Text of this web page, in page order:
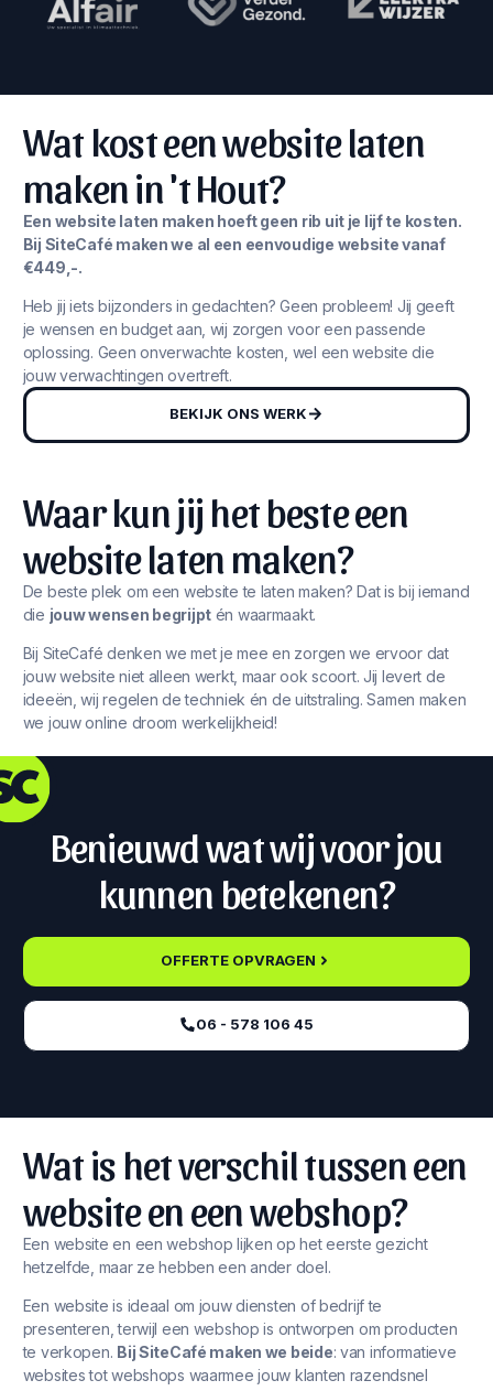
Wat kost een website laten
maken in 't Hout?
Een website laten maken hoeft geen rib uit je lijf te kosten.
Bij SiteCafé maken we al een eenvoudige website vanaf
€449,-.
Heb jij iets bijzonders in gedachten? Geen probleem! Jij geeft
je wensen en budget aan, wij zorgen voor een passende
oplossing. Geen onverwachte kosten, wel een website die
jouw verwachtingen overtreft.
BEKIJK ONS WERK
Waar kun jij het beste een
website laten maken?
De beste plek om een website te laten maken? Dat is bij iemand
die jouw wensen begrijpt én waarmaakt.
Bij SiteCafé denken we met je mee en zorgen we ervoor dat
jouw website niet alleen werkt, maar ook scoort. Jij levert de
ideeën, wij regelen de techniek én de uitstraling. Samen maken
we jouw online droom werkelijkheid!
Benieuwd wat wij voor jou
kunnen betekenen?
OFFERTE OPVRAGEN
06 - 578 106 45‬
Wat is het verschil tussen een
website en een webshop?
Een website en een webshop lijken op het eerste gezicht
hetzelfde, maar ze hebben een ander doel.
Een website is ideaal om jouw diensten of bedrijf te
presenteren, terwijl een webshop is ontworpen om producten
te verkopen. Bij SiteCafé maken we beide: van informatieve
websites tot webshops waarmee jouw klanten razendsnel